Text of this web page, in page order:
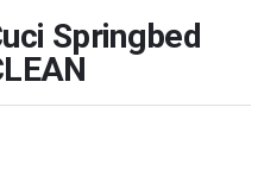
Springbed